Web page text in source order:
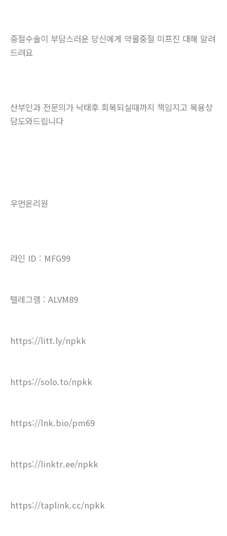
중절수술이 부담스러운 당신에게 약물중절 미프진 대해 알려
드려요
산부인과 전문의가 낙태후 회복되실때까지 책임지고 복용상
담도와드립니다
우먼온리원
라인 ID : MFG99
텔레그램 : ALVM89
https://litt.ly/npkk
https://solo.to/npkk
https://lnk.bio/pm69
https://linktr.ee/npkk
https://taplink.cc/npkk